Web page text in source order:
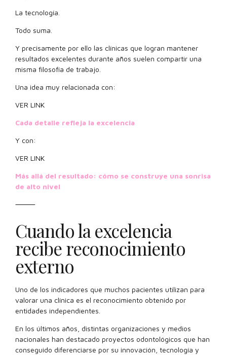
La tecnología.
Todo suma.
Y precisamente por ello las clínicas que logran mantener
resultados excelentes durante años suelen compartir una
misma filosofía de trabajo.
Una idea muy relacionada con:
VER LINK
Cada detalle refleja la excelencia
Y con:
VER LINK
Más allá del resultado: cómo se construye una sonrisa
de alto nivel
⸻
Cuando la excelencia
recibe reconocimiento
externo
Uno de los indicadores que muchos pacientes utilizan para
valorar una clínica es el reconocimiento obtenido por
entidades independientes.
En los últimos años, distintas organizaciones y medios
nacionales han destacado proyectos odontológicos que han
conseguido diferenciarse por su innovación, tecnología y